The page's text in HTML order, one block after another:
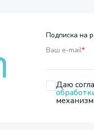
Подписка на
Ваш e-mail*
Даю